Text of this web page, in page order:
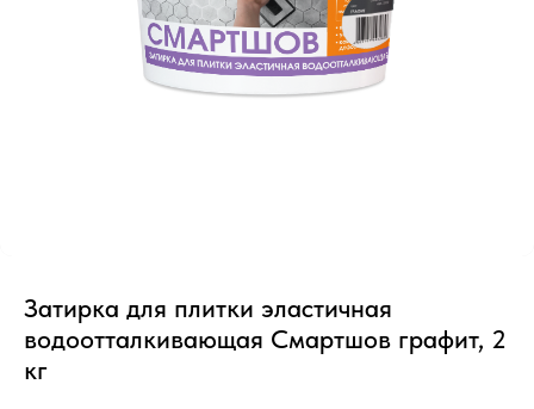
Затирка для плитки эластичная
водоотталкивающая Смартшов графит, 2
кг